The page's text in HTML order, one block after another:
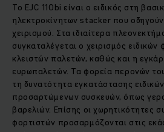
Το EJC 110bi είναι ο ειδικός στη
ηλεκτροκίνητων stacker που
χειρισμού. Στα ιδιαίτερα
συγκαταλέγεται ο χειρισμός
κλειστών παλετών, καθώς και η
ευρωπαλετών. Τα φορεία περονών
τη δυνατότητα εγκατάστασης
προσαρτώμενων συσκευών, όπως
βαρελιών. Επίσης οι χωρητικότητες
φορτιστών προσαρμόζονται στις